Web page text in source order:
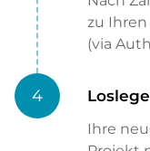
zu Ihren
(via
4
Ihre